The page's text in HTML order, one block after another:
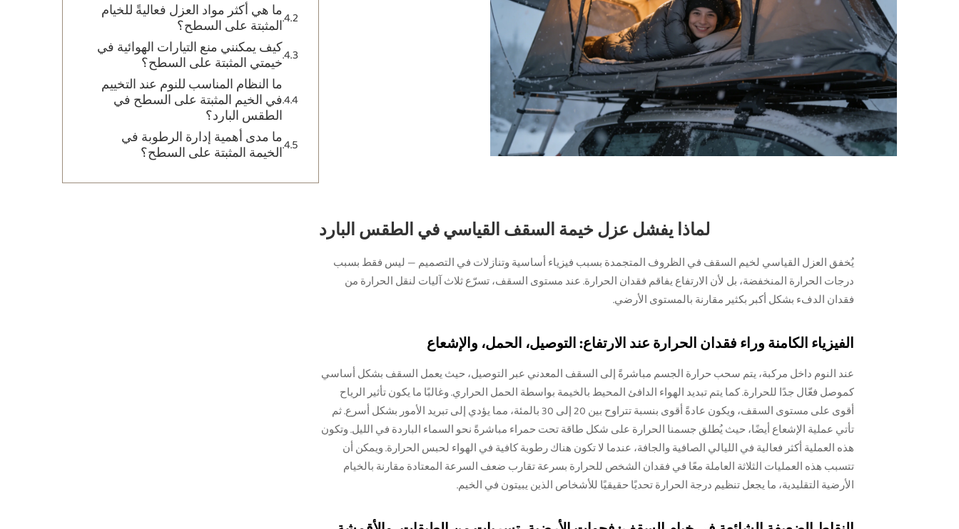
لماذا يفشل عزل خيمة السقف القياسي في الطقس البارد
يُخفق العزل القياسي لخيم السقف في الظروف المتجمدة بسبب فيزياء أساسية وتنازلات في التصميم — ليس فقط بسبب
درجات الحرارة المنخفضة، بل لأن الارتفاع يفاقم فقدان الحرارة. عند مستوى السقف، تسرّع ثلاث آليات لنقل الحرارة من
فقدان الدفء بشكل أكبر بكثير مقارنة بالمستوى الأرضي.
الفيزياء الكامنة وراء فقدان الحرارة عند الارتفاع: التوصيل، الحمل، والإشعاع
عند النوم داخل مركبة، يتم سحب حرارة الجسم مباشرةً إلى السقف المعدني عبر التوصيل، حيث يعمل السقف بشكل أساسي
كموصل فعّال جدًا للحرارة. كما يتم تبديد الهواء الدافئ المحيط بالخيمة بواسطة الحمل الحراري. وغالبًا ما يكون تأثير الرياح
أقوى على مستوى السقف، ويكون عادةً أقوى بنسبة تتراوح بين 20 إلى 30 بالمئة، مما يؤدي إلى تبريد الأمور بشكل أسرع. ثم
تأتي عملية الإشعاع أيضًا، حيث يُطلق جسمنا الحرارة على شكل طاقة تحت حمراء مباشرةً نحو السماء الباردة في الليل. وتكون
هذه العملية أكثر فعالية في الليالي الصافية والجافة، عندما لا تكون هناك رطوبة كافية في الهواء لحبس الحرارة. ويمكن أن
تتسبب هذه العمليات الثلاثة العاملة معًا في فقدان الشخص للحرارة بسرعة تقارب ضعف السرعة المعتادة مقارنة بالخيام
الأرضية التقليدية، ما يجعل تنظيم درجة الحرارة تحديًا حقيقيًا للأشخاص الذين يبيتون في الخيم.
ما هي أكثر مواد العزل فعاليةً للخيام
المثبتة على السطح؟
كيف يمكنني منع التيارات الهوائية في
خيمتي المثبتة على السطح؟
ما النظام المناسب للنوم عند التخييم
في الخيم المثبتة على السطح في
الطقس البارد؟
ما مدى أهمية إدارة الرطوبة في
الخيمة المثبتة على السطح؟